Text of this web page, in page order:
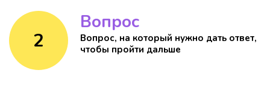
2
Вопроc
Вопрос, на который нужно дать ответ,
чтобы пройти дальше